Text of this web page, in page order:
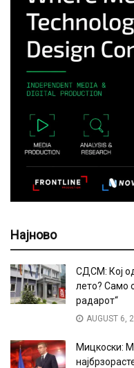
Најново
СДСМ: Кој
лето? Само
радарот“
AUGUST 6,
Мицкоски: